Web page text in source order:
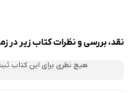
نقد، بررسی و نظرات کتاب زیر در
هیچ نظری برای این کتاب